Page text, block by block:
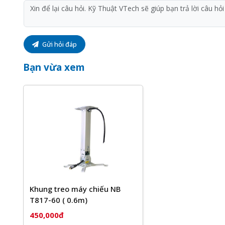
cam kết chính hãng, giá tốt và bảo hành12 tháng, đi
Gửi hỏi đáp
Bạn vừa xem
Khung treo máy chiếu NB
T817-60 ( 0.6m)
450,000đ